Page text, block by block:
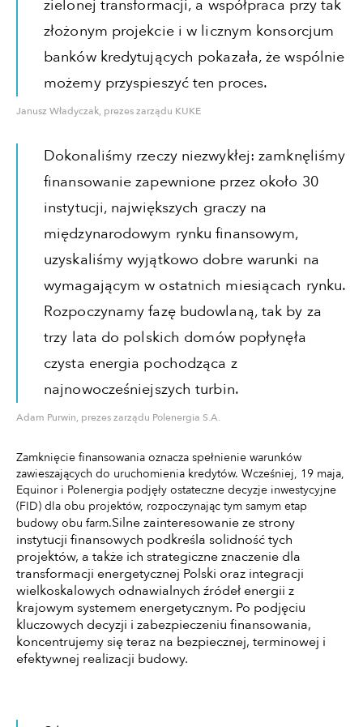
zielonej transformacji, a współpraca przy tak
złożonym projekcie i w licznym konsorcjum
banków kredytujących pokazała, że wspólnie
możemy przyspieszyć ten proces.
Janusz Władyczak, prezes zarządu KUKE
Dokonaliśmy rzeczy niezwykłej: zamknęliśmy
finansowanie zapewnione przez około 30
instytucji, największych graczy na
międzynarodowym rynku finansowym,
uzyskaliśmy wyjątkowo dobre warunki na
wymagającym w ostatnich miesiącach rynku.
Rozpoczynamy fazę budowlaną, tak by za
trzy lata do polskich domów popłynęła
czysta energia pochodząca z
najnowocześniejszych turbin.
Adam Purwin, prezes zarządu Polenergia S.A.
Zamknięcie finansowania oznacza spełnienie warunków
zawieszających do uruchomienia kredytów. Wcześniej, 19 maja,
Equinor i Polenergia podjęły ostateczne decyzje inwestycyjne
(FID) dla obu projektów, rozpoczynając tym samym etap
budowy obu farm.Silne zainteresowanie ze strony
instytucji finansowych podkreśla solidność tych
projektów, a także ich strategiczne znaczenie dla
transformacji energetycznej Polski oraz integracji
wielkoskalowych odnawialnych źródeł energii z
krajowym systemem energetycznym. Po podjęciu
kluczowych decyzji i zabezpieczeniu finansowania,
koncentrujemy się teraz na bezpiecznej, terminowej i
efektywnej realizacji budowy.